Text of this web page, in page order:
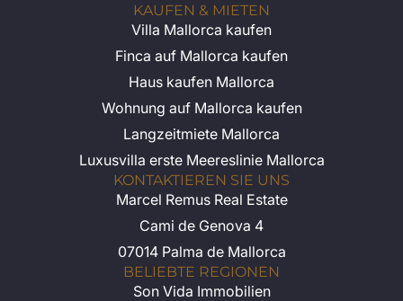
KAUFEN & MIETEN
Villa Mallorca kaufen
Finca auf Mallorca kaufen
Haus kaufen Mallorca
Wohnung auf Mallorca kaufen
Langzeitmiete Mallorca
Luxusvilla erste Meereslinie Mallorca
KONTAKTIEREN SIE UNS
Marcel Remus Real Estate
Cami de Genova 4
07014 Palma de Mallorca
BELIEBTE REGIONEN
Son Vida Immobilien